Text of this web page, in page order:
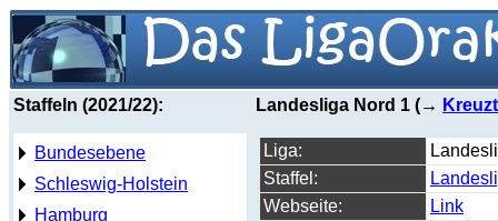
Staffeln (2021/22):
Bundesebene
Schleswig-Holstein
Hamburg
Landesliga Nord 1 (→
Liga:
Staffel:
Webseite:
Link